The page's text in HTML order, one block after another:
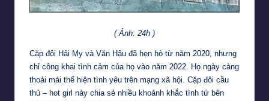
( Ảnh: 24h )
Cặp đôi Hải My và Văn Hậu đã hẹn hò từ năm 2020, nhưng
chỉ công khai tình cảm của họ vào năm 2022. Họ ngày càng
thoải mái thể hiện tình yêu trên mạng xã hội. Cặp đôi cầu
thủ – hot girl này chia sẻ nhiều khoảnh khắc tình tứ bên